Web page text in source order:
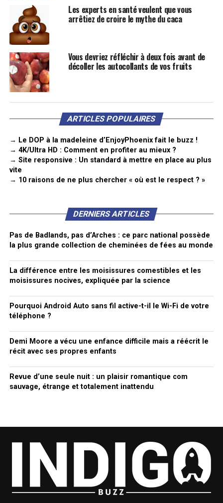
Les experts en santé veulent que vous
arrêtiez de croire le mythe du caca
Vous devriez réfléchir à deux fois avant de
décoller les autocollants de vos fruits
ARTICLES POPULAIRES
→ Le DOP à la madeleine d’EnjoyPhoenix fait le buzz !
→ 4K/Ultra HD : Comment en profiter au mieux ?
→ Site responsive : Un standard à mettre en place au plus
vite
→ 10 raisons de ne plus chercher « où est le respect ? »
DERNIERS ARTICLES
Pas de Badlands, pas d’Arches : ce parc national possède
la plus grande collection de cheminées de fées au monde
La différence entre les moisissures comestibles et les
moisissures nocives, expliquée par la science
Pourquoi Android Auto sans fil active-t-il le Wi-Fi de votre
téléphone ?
Demi Moore a vécu une enfance difficile mais a réécrit le
récit avec ses propres enfants
Revue d’une seule nuit : un plaisir romantique com
sauvage, étrange et totalement inattendu